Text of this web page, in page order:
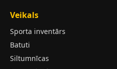
Veikals
Sporta inventārs
Batuti
Siltumnīcas